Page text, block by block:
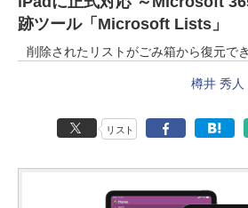
跡ツール「Microsoft Lists」
削除されたリストがごみ箱から復元で
樽井 秀人
リスト